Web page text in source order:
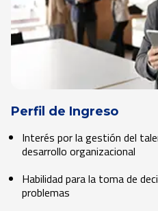
Perfil de Ingreso
Interés por la gestión del
desarrollo organizacional
Habilidad para la toma de
problemas